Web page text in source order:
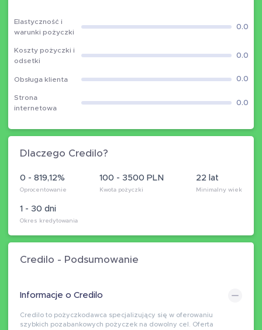
Elastyczność i
warunki pożyczki
0.0
Koszty pożyczki i
odsetki
0.0
Obsługa klienta 0.0
Strona
internetowa
0.0
Dlaczego Credilo?
0 - 819,12%
Oprocentowanie
100 - 3500 PLN
Kwota pożyczki
1 - 30 dni
Okres kredytowania
22 lat
Minimalny wiek
Credilo - Podsumowanie
Informacje o Credilo
Credilo to pożyczkodawca specjalizujący się w oferowaniu
szybkich pozabankowych pożyczek na dowolny cel. Oferta